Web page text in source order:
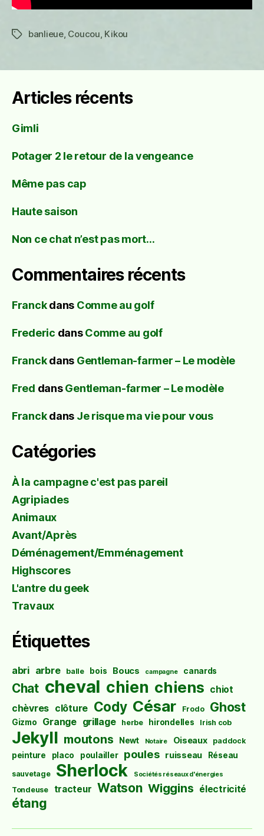
Étiquettes
banlieue, Coucou Kikou
Articles récents
Gimli
Potager 2 le retour de la vengeance
Même pas cap
Haute saison
Non ce chat n’est pas mort…
Commentaires récents
Franckdans Comme au golf
Frederic dansComme au golf
Franckdans Gentleman-farmer – Le modèle
Fred dansGentleman-farmer – Le modèle
Franckdans Je risque ma vie pour vous
Catégories
À la campagne c'est pas pareil
Agripiades
Animaux
Avant/Après
Déménagement/Emménagement
Highscores
L'antre du geek
Travaux
Étiquettes
abri arbre balle bois Boucs campagne canards
Chat cheval chien chiens chiot
chèvres clôture Cody César Frodo Ghost
Gizmo Grange grillage herbe hirondelles Irish cob
Jekyll moutons Newt Notaire Oiseaux paddock
peinture placo poulailler poules ruisseau Réseau
sauvetage Sherlock Sociétés réseaux d'énergies
Tondeuse tracteur Watson Wiggins électricité
étang